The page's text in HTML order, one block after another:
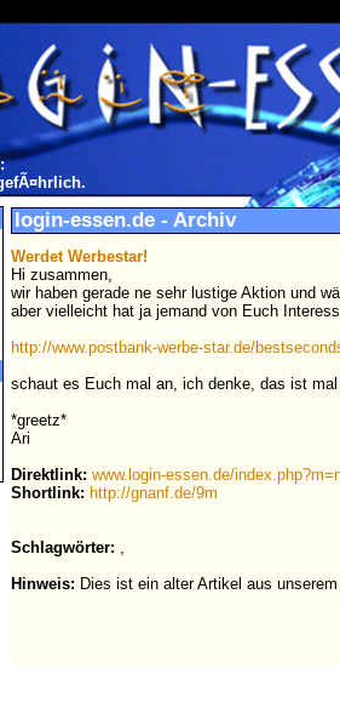
login-essen.de - Archiv
Werdet Werbestar!
Hi zusammen,
wir haben gerade ne sehr lustige Aktion und
aber vielleicht hat ja jemand von Euch
http://www.postbank-werbe-star.de/
schaut es Euch mal an, ich denke, das ist
*greetz*
Ari
Direktlink: www.login-essen.de/
Shortlink: http://gnanf.de/9m
Schlagwörter: ,
Hinweis: Dies ist ein alter Artikel aus unserem